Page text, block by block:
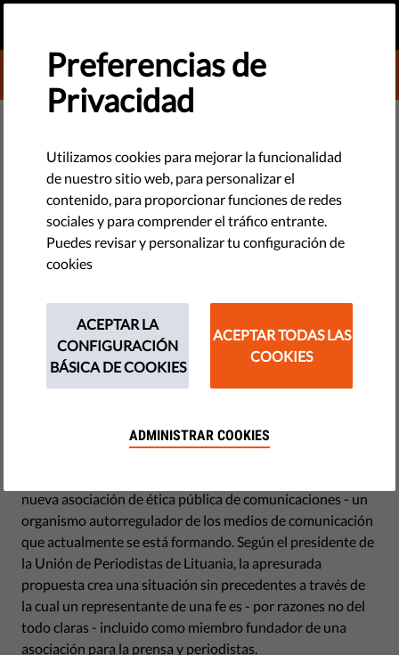
DONATE TO LIBERTIES
TECNOLOGÍA Y DERECHOS
El Parlamento lituano quiere que
obispos católicos supervisen la
prensa
20/10/14, El Partido Conservador presentó su propuesta ante
Episcopal lituana a la lista de miembros fundadores de la
nueva asociación de ética pública de...
20/10/14, El Partido Conservador presentó su propuesta
nueva asociación de ética pública de comunicaciones - un
organismo autorregulador de los medios de comunicación
que actualmente se está formando. Según el presidente de
la Unión de Periodistas de Lituania, la apresurada
propuesta crea una situación sin precedentes a través de
la cual un representante de una fe es - por razones no del
todo claras - incluido como miembro fundador de una
asociación para la prensa y periodistas.
Preferencias de
Privacidad
Utilizamos cookies para mejorar la funcionalidad
de nuestro sitio web, para personalizar el
contenido, para proporcionar funciones de redes
sociales y para comprender el tráfico entrante.
Puedes revisar y personalizar tu configuración de
cookies
ACEPTAR LA
CONFIGURACIÓN
BÁSICA DE COOKIES
ACEPTAR TODAS LAS
COOKIES
ADMINISTRAR COOKIES